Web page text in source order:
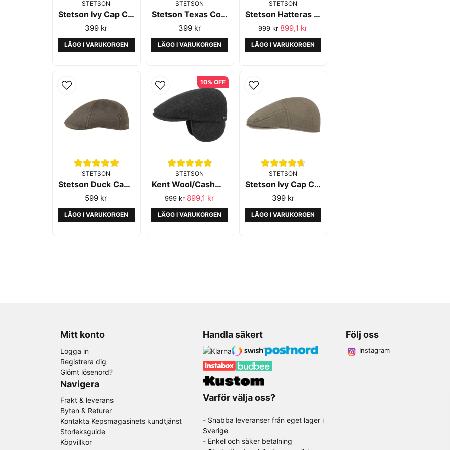
STETSON
Stetson Ivy Cap Cotton Black
399 kr
LÄGG I VARUKORGEN
STETSON
Stetson Texas Cotton Black
399 kr
LÄGG I VARUKORGEN
STETSON
Stetson Hatteras Wool Herringbone Antra Melange
999 kr 899,1 kr
LÄGG I VARUKORGEN
STETSON
Stetson Duck Cap CO PES Brown
599 kr
LÄGG I VARUKORGEN
STETSON
Kent Wool/Cashmere EF Anthra Melange - Stetson
999 kr 899,1 kr
LÄGG I VARUKORGEN
10% OFF
STETSON
Stetson Ivy Cap Cotton Olive
399 kr
LÄGG I VARUKORGEN
Mitt konto
Logga in
Registrera dig
Glömt lösenord?
Navigera
Frakt & leverans
Byten & Returer
Kontakta Kepsmagasinets kundtjänst
Storleksguide
Köpvillkor
Handla säkert
Varför välja oss?
- Snabba leveranser från eget lager i
Sverige
- Enkel och säker betalning
Följ oss
Instagram